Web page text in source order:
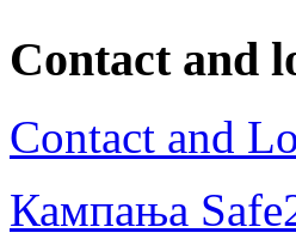
Contact and
Contact and
Кампања